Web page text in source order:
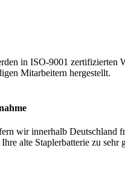
in ISO-9001 zertifizierten
Mitarbeitern hergestellt.
wir innerhalb Deutschland
alte Staplerbatterie zu sehr